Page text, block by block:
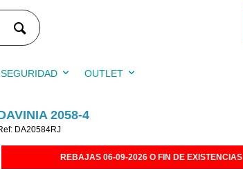
OUTLET
2058-4
DA20584RJ
REBAJAS 06-09-2026 O FIN DE EXISTENCIAS